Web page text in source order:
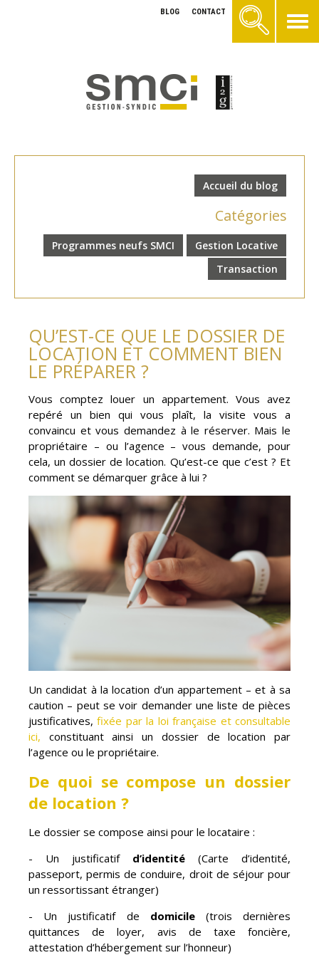
BLOG CONTACT
Accueil du blog
Catégories
Programmes neufs SMCI
Gestion Locative
Transaction
QU’EST-CE QUE LE DOSSIER DE
LOCATION ET COMMENT BIEN
LE PRÉPARER ?
Vous comptez louer un appartement. Vous avez
repéré un bien qui vous plaît, la visite vous a
convaincu et vous demandez à le réserver. Mais le
propriétaire – ou l’agence – vous demande, pour
cela, un dossier de location. Qu’est-ce que c’est ? Et
comment se démarquer grâce à lui ?
Un candidat à la location d’un appartement – et à sa
caution – peut se voir demander une liste de pièces
justificatives,fixée par la loi française et consultable
ici, constituant ainsi un dossier de location par
l’agence ou le propriétaire.
De quoi se compose un dossier
de location ?
Le dossier se compose ainsi pour le locataire :
- Un justificatif d’identité (Carte d’identité,
passeport, permis de conduire, droit de séjour pour
un ressortissant étranger)
- Un justificatif de domicile(trois dernières
quittances de loyer, avis de taxe foncière,
attestation d’hébergement sur l’honneur)